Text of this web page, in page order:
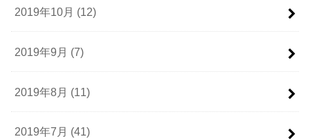
2019年10月 (12)
2019年9月 (7)
2019年8月 (11)
2019年7月 (41)